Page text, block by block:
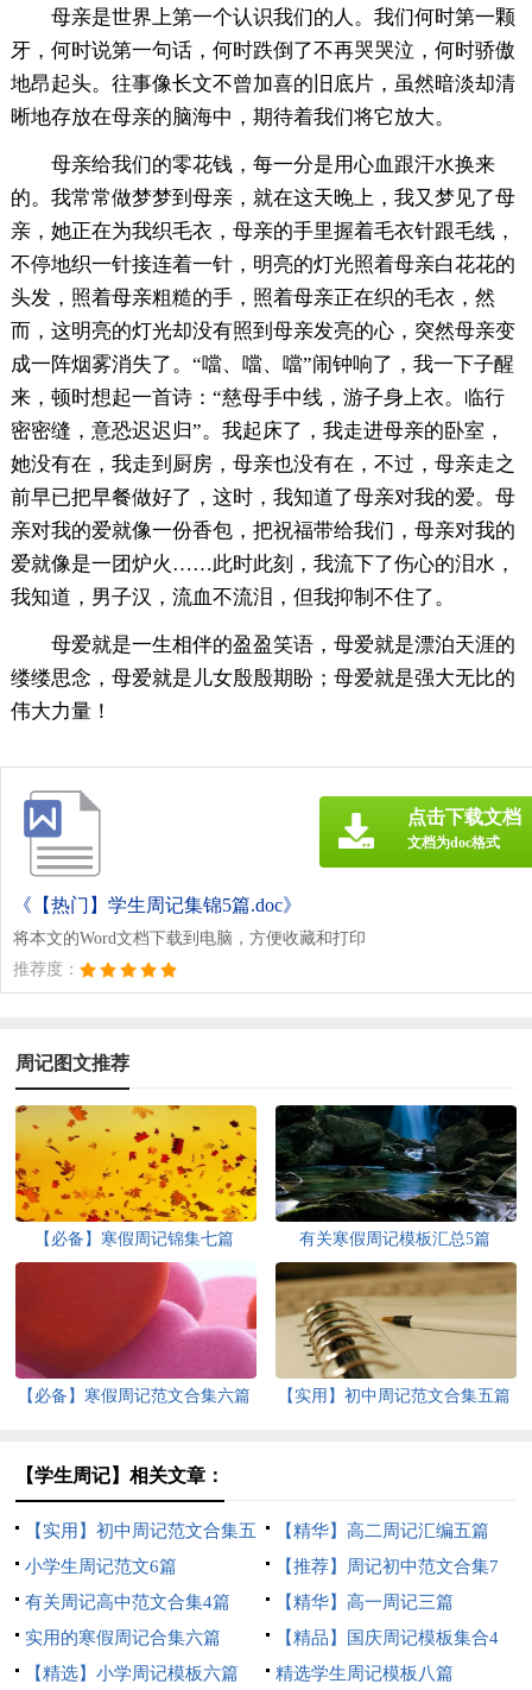
母亲是世界上第一个认识我们的人。我们何时第一颗
牙，何时说第一句话，何时跌倒了不再哭哭泣，何时骄傲
地昂起头。往事像长文不曾加喜的旧底片，虽然暗淡却清
晰地存放在母亲的脑海中，期待着我们将它放大。
母亲给我们的零花钱，每一分是用心血跟汗水换来
的。我常常做梦梦到母亲，就在这天晚上，我又梦见了母
亲，她正在为我织毛衣，母亲的手里握着毛衣针跟毛线，
不停地织一针接连着一针，明亮的灯光照着母亲白花花的
头发，照着母亲粗糙的手，照着母亲正在织的毛衣，然
而，这明亮的灯光却没有照到母亲发亮的心，突然母亲变
成一阵烟雾消失了。“噹、噹、噹”闹钟响了，我一下子醒
来，顿时想起一首诗：“慈母手中线，游子身上衣。临行
密密缝，意恐迟迟归”。我起床了，我走进母亲的卧室，
她没有在，我走到厨房，母亲也没有在，不过，母亲走之
前早已把早餐做好了，这时，我知道了母亲对我的爱。母
亲对我的爱就像一份香包，把祝福带给我们，母亲对我的
爱就像是一团炉火……此时此刻，我流下了伤心的泪水，
我知道，男子汉，流血不流泪，但我抑制不住了。
母爱就是一生相伴的盈盈笑语，母爱就是漂泊天涯的
缕缕思念，母爱就是儿女殷殷期盼；母爱就是强大无比的
伟大力量！
《【热门】学生周记集锦5篇.doc》
将本文的Word文档下载到电脑，方便收藏和打印
推荐度：
点击下载文档
文档为doc格式
周记图文推荐
【必备】寒假周记锦集七篇 有关寒假周记模板汇总5篇
【必备】寒假周记范文合集六篇 【实用】初中周记范文合集五篇
【学生周记】相关文章：
【实用】初中周记范文合集五
篇
【精华】高二周记汇编五篇
小学生周记范文6篇
【推荐】周记初中范文合集7
篇
有关周记高中范文合集4篇
【精华】高一周记三篇
实用的寒假周记合集六篇
【精品】国庆周记模板集合4
篇
【精选】小学周记模板六篇 精选学生周记模板八篇